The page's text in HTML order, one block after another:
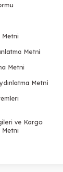
Metni
Metni
Metni
Metni
ve Kargo
Metni